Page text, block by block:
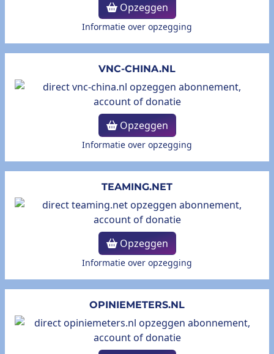
Opzeggen
Informatie over opzegging
VNC-CHINA.NL
Opzeggen
Informatie over opzegging
TEAMING.NET
Opzeggen
Informatie over opzegging
OPINIEMETERS.NL